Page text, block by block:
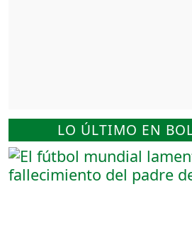
LO ÚLTIMO EN